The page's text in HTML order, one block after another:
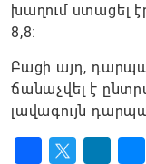
խաղում ստացել
8,8։
Բացի այդ,
ճանաչվել է
լավագույն